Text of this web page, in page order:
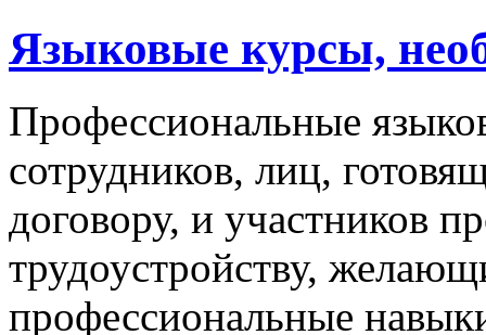
Языковые курсы,
Профессиональные
сотрудников, лиц,
договору, и участников
трудоустройству,
профессиональные